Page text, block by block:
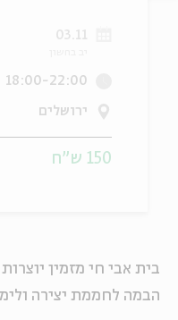
בית אבי חי מזמין
הבמה לחממת יצירה
03.11
18:00-22:00
ירושלים
150 ש"ח